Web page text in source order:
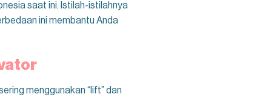
saat ini. Istilah-istilahnya
ini membantu Anda
menggunakan “lift” dan